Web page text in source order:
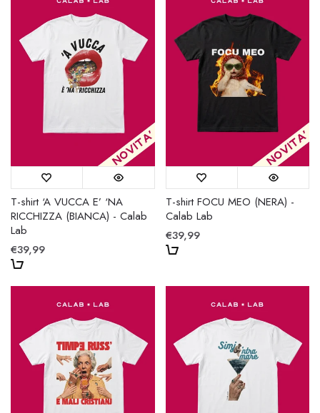
T-shirt ‘A VUCCA E’ ‘NA
RICCHIZZA (BIANCA) - Calab
Lab
€39,99
T-shirt FOCU MEO (NERA) -
Calab Lab
€39,99